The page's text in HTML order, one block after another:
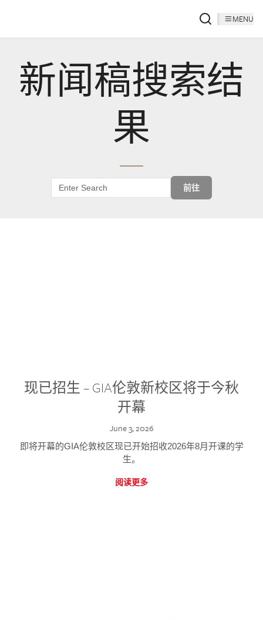
MENU
新闻稿搜索结
果
前往
现已招生 – GIA伦敦新校区将于今秋
开幕
June 3, 2026
即将开幕的GIA伦敦校区现已开始招收2026年8月开课的学
生。
阅读更多